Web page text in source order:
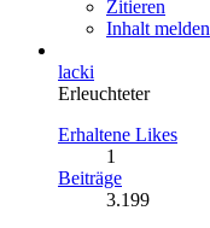
Zitieren
Inhalt melden
lacki
Erleuchteter
Erhaltene Likes
1
Beiträge
3.199